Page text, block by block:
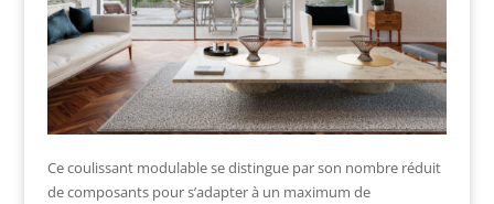
Ce coulissant modulable se distingue par son nombre réduit
de composants pour s’adapter à un maximum de